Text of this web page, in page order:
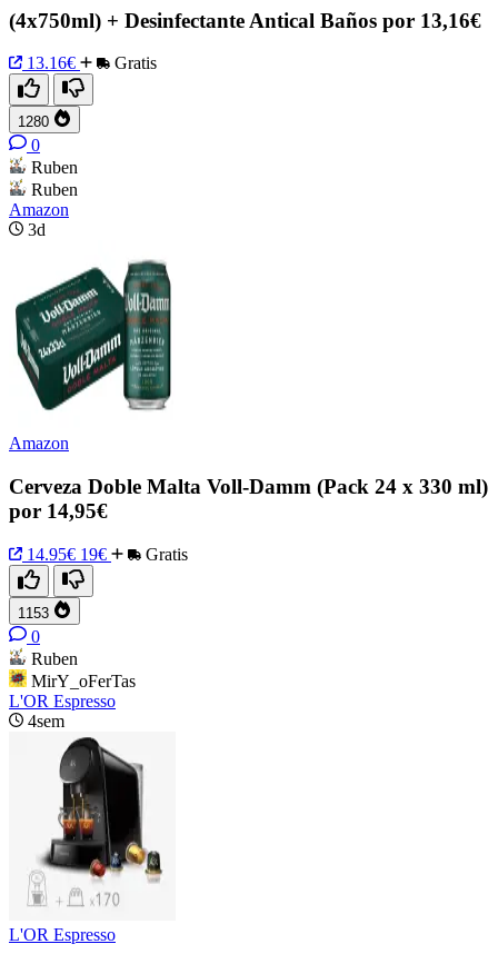
(4x750ml) + Desinfectante Antical Baños por 13,16€
13.16€ Gratis
1280
0
Ruben
Ruben
Amazon
3d
Amazon
Cerveza Doble Malta Voll-Damm (Pack 24 x 330 ml)
por 14,95€
14.95€ 19€ Gratis
1153
0
Ruben
MirY_oFerTas
L'OR Espresso
4sem
L'OR Espresso